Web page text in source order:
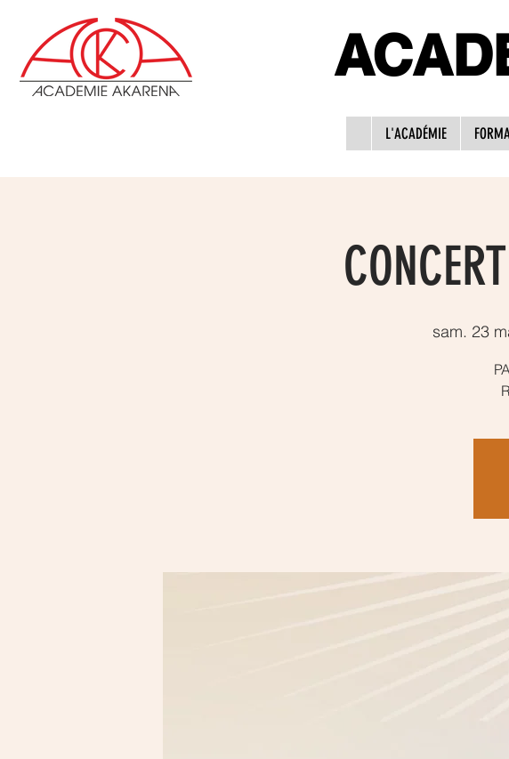
L'ACADÉMIE
sam. 23